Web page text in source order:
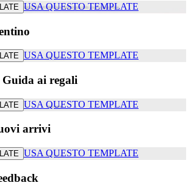
USA QUESTO TEMPLATE
USA QUESTO TEMPLATE
Guida ai regali
USA QUESTO TEMPLATE
arrivi
USA QUESTO TEMPLATE